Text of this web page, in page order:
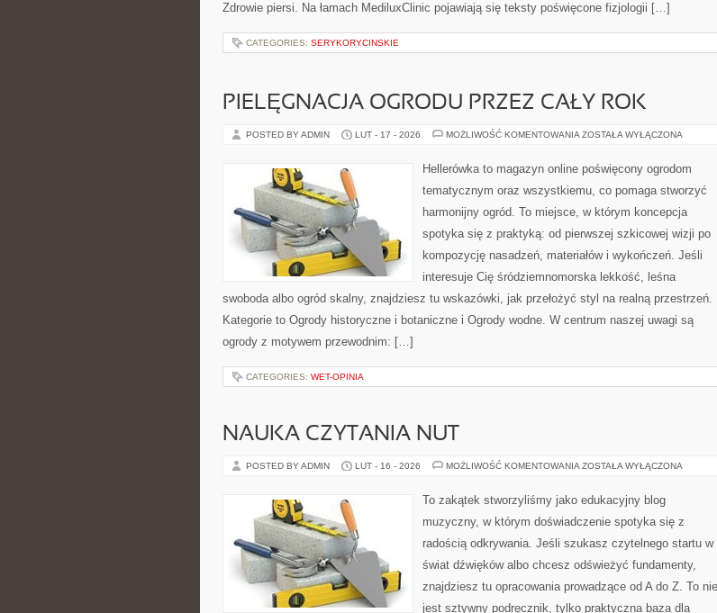
Zdrowie piersi. Na łamach MediluxClinic pojawiają się teksty poświęcone fizjologii […]
CATEGORIES: SERYKORYCINSKIE
PIELĘGNACJA OGRODU PRZEZ CAŁY ROK
POSTED BY ADMIN LUT - 17 - 2026 MOŻLIWOŚĆ KOMENTOWANIA PIELĘGNACJA
CAŁY
ROK
ZOSTAŁA WYŁĄCZONA
Hellerówka to magazyn online poświęcony ogrodom
tematycznym oraz wszystkiemu, co pomaga stworzyć
harmonijny ogród. To miejsce, w którym koncepcja
spotyka się z praktyką: od pierwszej szkicowej wizji po
kompozycję nasadzeń, materiałów i wykończeń. Jeśli
interesuje Cię śródziemnomorska lekkość, leśna
swoboda albo ogród skalny, znajdziesz tu wskazówki, jak przełożyć styl na realną przestrzeń.
Kategorie to Ogrody historyczne i botaniczne i Ogrody wodne. W centrum naszej uwagi są
ogrody z motywem przewodnim: […]
CATEGORIES: WET-OPINIA
NAUKA CZYTANIA NUT
POSTED BY ADMIN LUT - 16 - 2026 MOŻLIWOŚĆ KOMENTOWANIA NAUKA
ZOSTAŁA WYŁĄCZONA
To zakątek stworzyliśmy jako edukacyjny blog
muzyczny, w którym doświadczenie spotyka się z
radością odkrywania. Jeśli szukasz czytelnego startu w
świat dźwięków albo chcesz odświeżyć fundamenty,
znajdziesz tu opracowania prowadzące od A do Z. To nie
jest sztywny podręcznik, tylko praktyczna baza dla